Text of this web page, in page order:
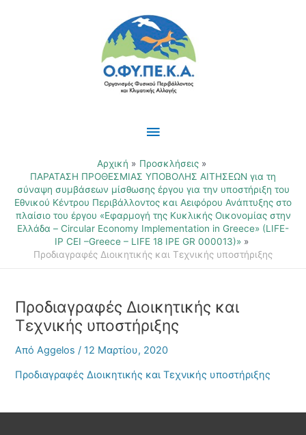
Κύριο
Μενού
Αρχική
Προσκλήσεις
ΠΑΡΑΤΑΣΗ ΠΡΟΘΕΣΜΙΑΣ ΥΠΟΒΟΛΗΣ ΑΙΤΗΣΕΩΝ για τη
σύναψη συμβάσεων μίσθωσης έργου για την υποστήριξη του
Εθνικού Κέντρου Περιβάλλοντος και Αειφόρου Ανάπτυξης στο
πλαίσιο του έργου «Εφαρμογή της Κυκλικής Οικονομίας στην
Ελλάδα – Circular Economy Implementation in Greece» (LIFE-
IP CEI –Greece – LIFE 18 IPE GR 000013)»
Προδιαγραφές Διοικητικής και Τεχνικής υποστήριξης
Προδιαγραφές Διοικητικής και
Τεχνικής υποστήριξης
ΑπόAggelos/12 Μαρτίου, 2020
Προδιαγραφές Διοικητικής και Τεχνικής υποστήριξης